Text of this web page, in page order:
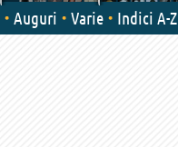
Auguri Varie Indici A-Z